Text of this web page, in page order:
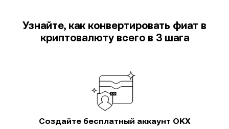
Узнайте, как конвертировать фиат в
криптовалюту всего в 3 шага
Создайте бесплатный аккаунт OKX